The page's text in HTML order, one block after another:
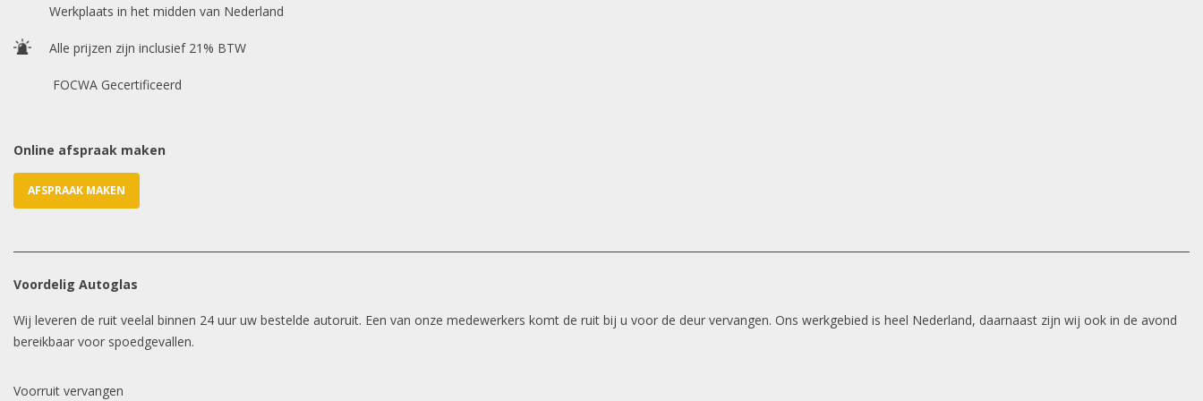
Werkplaats in het midden van Nederland
Alle prijzen zijn inclusief 21% BTW
FOCWA Gecertificeerd
Online afspraak maken
AFSPRAAK MAKEN
Voordelig Autoglas
Wij leveren de ruit veelal binnen 24 uur uw bestelde autoruit. Een van onze medewerkers komt de ruit bij u voor de deur vervangen. Ons werkgebied is heel Nederland, daarnaast zijn wij ook in de avond
bereikbaar voor spoedgevallen.
Voorruit vervangen